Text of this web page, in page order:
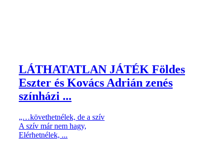
LÁTHATATLAN JÁTÉK Földes
Eszter és Kovács Adrián zenés
színházi ...
„…követhetnélek, de a szív
A szív már nem hagy,
Elérhetnélek, ...